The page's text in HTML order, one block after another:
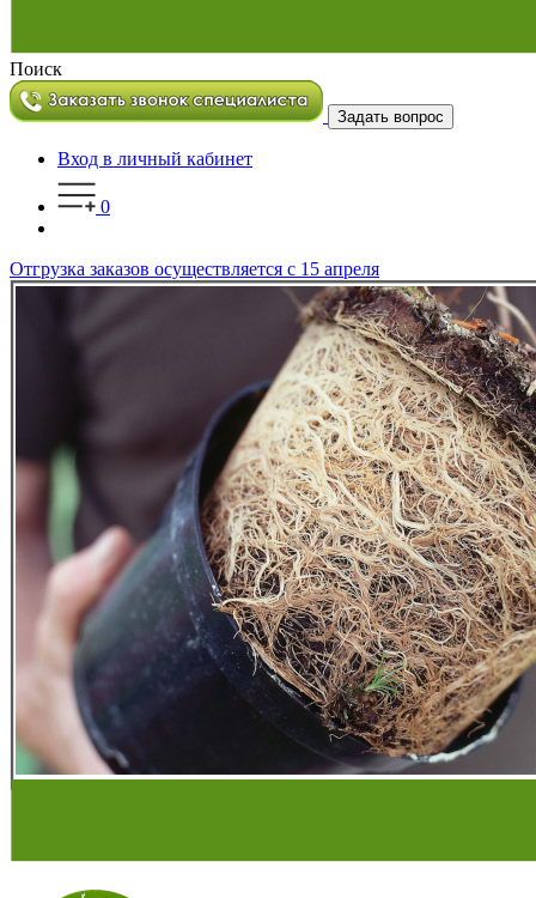
Поиск
Задать вопрос
Вход в личный кабинет
0
Отгрузка заказов осуществляется с 15 апреля